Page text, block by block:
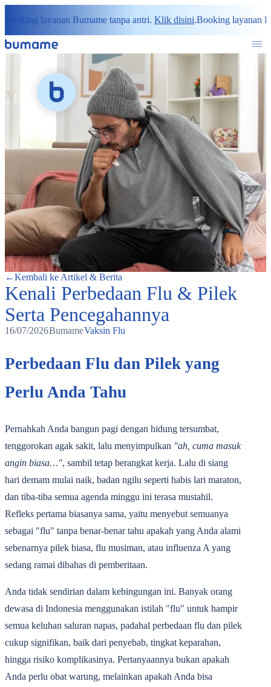
Booking layanan Bumame tanpa antri. Klik disini.Booking layanan
←Kembali ke Artikel & Berita
Kenali Perbedaan Flu & Pilek
Serta Pencegahannya
16/07/2026BumameVaksin Flu
Perbedaan Flu dan Pilek yang
Perlu Anda Tahu
Pernahkah Anda bangun pagi dengan hidung tersumbat,
tenggorokan agak sakit, lalu menyimpulkan "ah, cuma masuk
angin biasa…", sambil tetap berangkat kerja. Lalu di siang
hari demam mulai naik, badan ngilu seperti habis lari maraton,
dan tiba-tiba semua agenda minggu ini terasa mustahil.
Refleks pertama biasanya sama, yaitu menyebut semuanya
sebagai "flu" tanpa benar-benar tahu apakah yang Anda alami
sebenarnya pilek biasa, flu musiman, atau influenza A yang
sedang ramai dibahas di pemberitaan.
Anda tidak sendirian dalam kebingungan ini. Banyak orang
dewasa di Indonesia menggunakan istilah "flu" untuk hampir
semua keluhan saluran napas, padahal perbedaan flu dan pilek
cukup signifikan, baik dari penyebab, tingkat keparahan,
hingga risiko komplikasinya. Pertanyaannya bukan apakah
Anda perlu obat warung, melainkan apakah Anda bisa